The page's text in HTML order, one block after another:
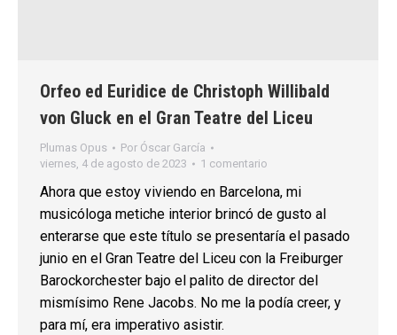
Orfeo ed Euridice de Christoph Willibald
von Gluck en el Gran Teatre del Liceu
Plumas Opus Por Óscar García
viernes, 4 de agosto de 2023
1 comentario
Ahora que estoy viviendo en Barcelona, mi
musicóloga metiche interior brincó de gusto al
enterarse que este título se presentaría el pasado
junio en el Gran Teatre del Liceu con la Freiburger
Barockorchester bajo el palito de director del
mismísimo Rene Jacobs. No me la podía creer, y
para mí, era imperativo asistir.